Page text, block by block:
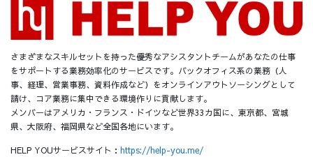
さまざまなスキルセットを持った優秀なアシスタントチームがあなたの仕事
をサポートする業務効率化のサービスです。バックオフィス系の業務（人
事、経理、営業事務、資料作成など）をオンラインアウトソーシングとして
請け、コア業務に集中できる環境作りに貢献します。
メンバーはアメリカ・フランス・ドイツなど世界33カ国に、東京都、宮城
県、大阪府、福岡県など全国各地にいます。
HELP YOUサービスサイト： https://help-you.me/